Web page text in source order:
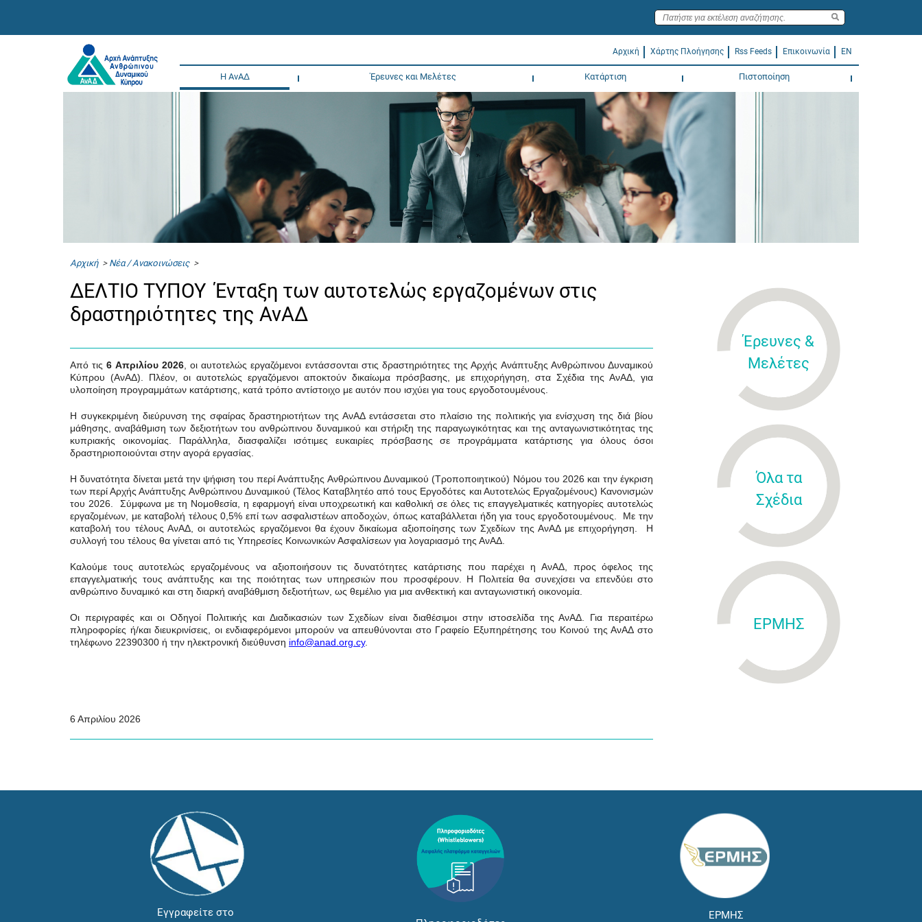
Αρχική Χάρτης Πλοήγησης Rss Feeds Επικοινωνία EN
Η ΑνΑΔ Έρευνες και Μελέτες Κατάρτιση Πιστοποίηση
Αρχική> Νέα / Ανακοινώσεις>
ΔΕΛΤΙΟ ΤΥΠΟΥ Ένταξη των αυτοτελώς εργαζομένων στις
δραστηριότητες της ΑνΑΔ
Από τις6 Απριλίου 2026, οι αυτοτελώς εργαζόμενοι εντάσσονται στις δραστηριότητες της Αρχής Ανάπτυξης Ανθρώπινου Δυναμικού
Κύπρου (ΑνΑΔ). Πλέον, οι αυτοτελώς εργαζόμενοι αποκτούν δικαίωμα πρόσβασης, με επιχορήγηση, στα Σχέδια της ΑνΑΔ, για
υλοποίηση προγραμμάτων κατάρτισης, κατά τρόπο αντίστοιχο με αυτόν που ισχύει για τους εργοδοτουμένους.
Η συγκεκριμένη διεύρυνση της σφαίρας δραστηριοτήτων της ΑνΑΔ εντάσσεται στο πλαίσιο της πολιτικής για ενίσχυση της διά βίου
μάθησης, αναβάθμιση των δεξιοτήτων του ανθρώπινου δυναμικού και στήριξη της παραγωγικότητας και της ανταγωνιστικότητας της
κυπριακής οικονομίας. Παράλληλα, διασφαλίζει ισότιμες ευκαιρίες πρόσβασης σε προγράμματα κατάρτισης για όλους όσοι
δραστηριοποιούνται στην αγορά εργασίας.
Η δυνατότητα δίνεται μετά την ψήφιση του περί Ανάπτυξης Ανθρώπινου Δυναμικού (Τροποποιητικού) Νόμου του 2026 και την έγκριση
των περί Αρχής Ανάπτυξης Ανθρώπινου Δυναμικού (Τέλος Καταβλητέο από τους Εργοδότες και Αυτοτελώς Εργαζομένους) Κανονισμών
του 2026. Σύμφωνα με τη Νομοθεσία, η εφαρμογή είναι υποχρεωτική και καθολική σε όλες τις επαγγελματικές κατηγορίες αυτοτελώς
εργαζομένων, με καταβολή τέλους 0,5% επί των ασφαλιστέων αποδοχών, όπως καταβάλλεται ήδη για τους εργοδοτουμένους. Με την
καταβολή του τέλους ΑνΑΔ, οι αυτοτελώς εργαζόμενοι θα έχουν δικαίωμα αξιοποίησης των Σχεδίων της ΑνΑΔ με επιχορήγηση. Η
συλλογή του τέλους θα γίνεται από τις Υπηρεσίες Κοινωνικών Ασφαλίσεων για λογαριασμό της ΑνΑΔ.
Καλούμε τους αυτοτελώς εργαζομένους να αξιοποιήσουν τις δυνατότητες κατάρτισης που παρέχει η ΑνΑΔ, προς όφελος της
επαγγελματικής τους ανάπτυξης και της ποιότητας των υπηρεσιών που προσφέρουν. Η Πολιτεία θα συνεχίσει να επενδύει στο
ανθρώπινο δυναμικό και στη διαρκή αναβάθμιση δεξιοτήτων, ως θεμέλιο για μια ανθεκτική και ανταγωνιστική οικονομία.
Οι περιγραφές και οι Οδηγοί Πολιτικής και Διαδικασιών των Σχεδίων είναι διαθέσιμοι στην ιστοσελίδα της ΑνΑΔ. Για περαιτέρω
πληροφορίες ή/και διευκρινίσεις, οι ενδιαφερόμενοι μπορούν να απευθύνονται στο Γραφείο Εξυπηρέτησης του Κοινού της ΑνΑΔ στο
τηλέφωνο 22390300 ή την ηλεκτρονική διεύθυνση info@anad org cy.
6 Απριλίου 2026
Έρευνες &
Μελέτες
Όλα τα
Σχέδια
ΕΡΜΗΣ
Εγγραφείτε στο
ΕΡΜΗΣ